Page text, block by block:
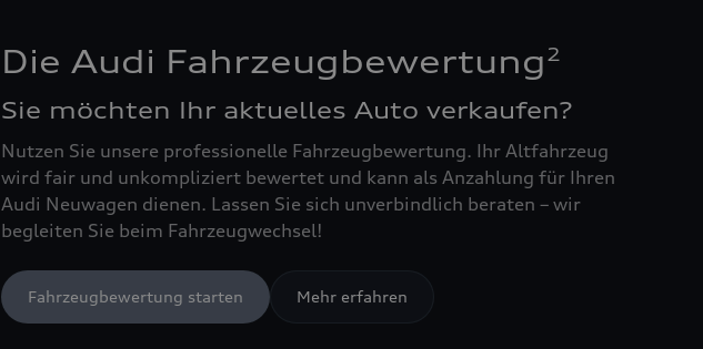
Die Audi Fahrzeugbewertung 2
Sie möchten Ihr aktuelles Auto verkaufen?
Nutzen Sie unsere professionelle Fahrzeugbewertung. Ihr Altfahrzeug
wird fair und unkompliziert bewertet und kann als Anzahlung für Ihren
Audi Neuwagen dienen. Lassen Sie sich unverbindlich beraten – wir
begleiten Sie beim Fahrzeugwechsel!
Fahrzeugbewertung starten Mehr erfahren